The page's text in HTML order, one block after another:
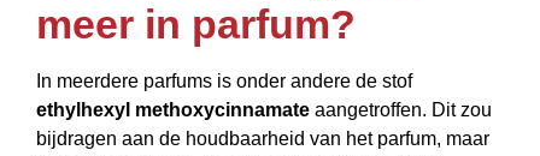
meer in parfum?
In meerdere parfums is onder andere de stof
ethylhexyl methoxycinnamate aangetroffen. Dit zou
bijdragen aan de houdbaarheid van het parfum, maar